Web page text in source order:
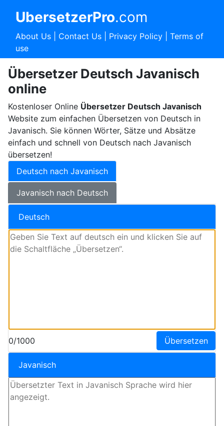
UbersetzerPro.com
About Us| Contact Us| Privacy Policy| Terms of
use
Übersetzer Deutsch Javanisch
online
Kostenloser Online Übersetzer Deutsch Javanisch
Website zum einfachen Übersetzen von Deutsch in
Javanisch. Sie können Wörter, Sätze und Absätze
einfach und schnell von Deutsch nach Javanisch
übersetzen!
Deutsch nach Javanisch
Javanisch nach Deutsch
Deutsch
0/1000 Übersetzen
Javanisch